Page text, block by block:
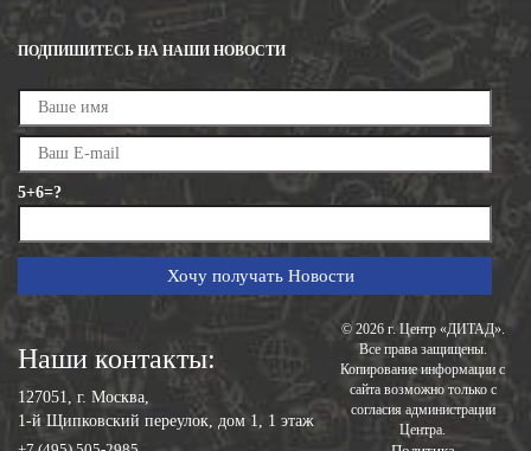
ПОДПИШИТЕСЬ НА НАШИ НОВОСТИ
5+6=?
Наши контакты:
127051, г. Москва,
1-й Щипковский переулок, дом 1, 1 этаж
© 2026 г. Центр «ДИТАД».
Все права защищены.
Копирование информации с
сайта возможно только с
согласия администрации
Центра.